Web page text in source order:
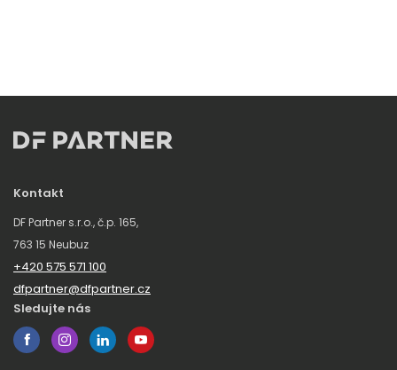
Kontakt
DF Partner s.r.o., č.p. 165,
763 15 Neubuz
+420 575 571 100
dfpartner@dfpartner.cz
Sledujte nás